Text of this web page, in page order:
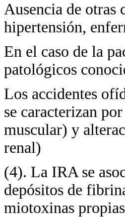
Ausencia de otras
hipertensión,
En el caso de la
patológicos
Los accidentes
se caracterizan
muscular) y
renal)
(4). La IRA se
depósitos de
miotoxinas